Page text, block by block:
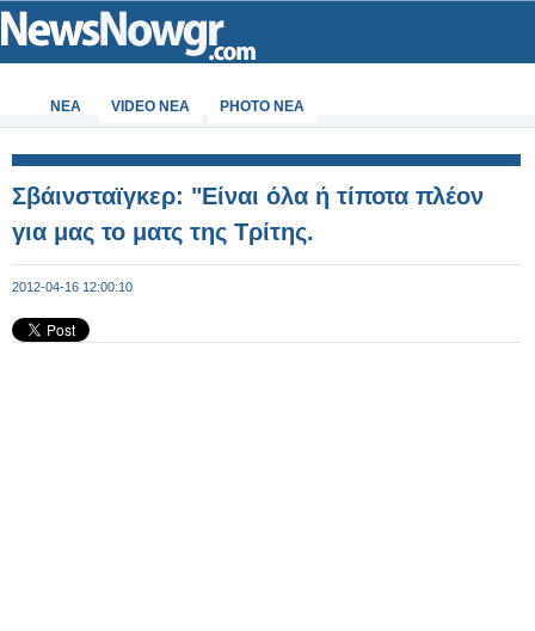
ΝΕΑ VIDEO NEA PHOTO NEA
Σβάινσταϊγκερ: "Είναι όλα ή τίποτα πλέον
για μας το ματς της Τρίτης.
2012-04-16 12:00:10